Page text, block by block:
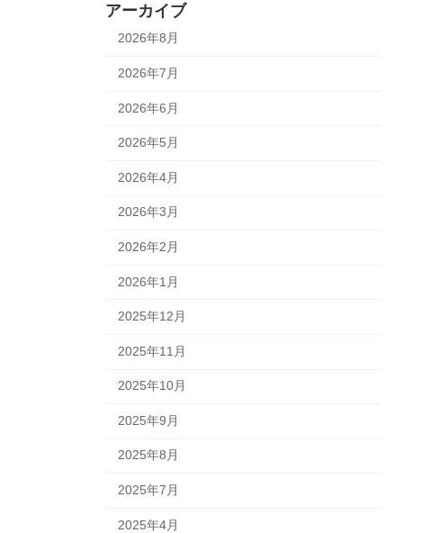
アーカイブ
2026年8月
2026年7月
2026年6月
2026年5月
2026年4月
2026年3月
2026年2月
2026年1月
2025年12月
2025年11月
2025年10月
2025年9月
2025年8月
2025年7月
2025年4月